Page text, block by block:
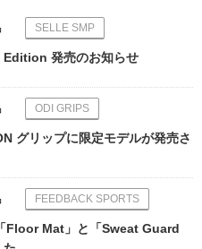
SELLE SMP
発売のお知らせ
ODI GRIPS
グリップに限定モデルが発売さ
FEEDBACK SPORTS
Mat」と「Sweat Guard